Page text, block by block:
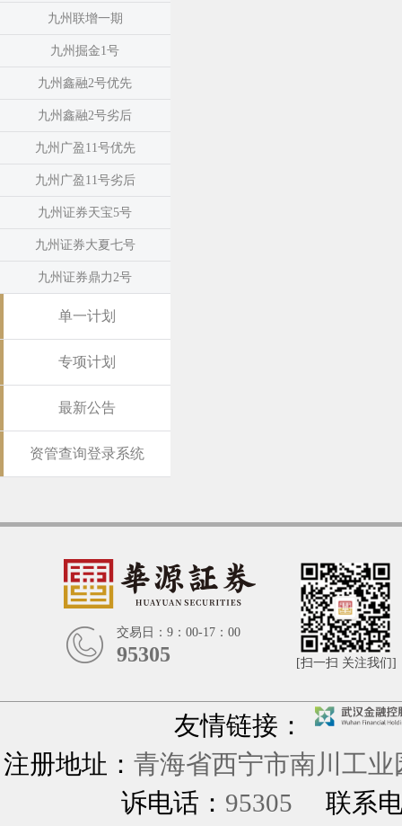
九州联增一期
九州掘金1号
九州鑫融2号优先
九州鑫融2号劣后
九州广盈11号优先
九州广盈11号劣后
九州证券天宝5号
九州证券大夏七号
九州证券鼎力2号
单一计划
专项计划
最新公告
资管查询登录系统
交易日：9：00-17：00
95305 [扫一扫 关注我们]
友情链接：
注册地址： 青海省西宁市南川工
诉电话： 95305
联系